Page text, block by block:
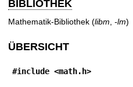
BIBLIOTHEK
Mathematik-Bibliothek (libm -lm)
ÜBERSICHT
#include <math.h>